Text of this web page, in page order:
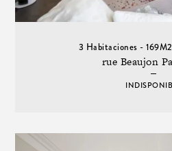
3 Habitaciones - 169M2
rue Beaujon